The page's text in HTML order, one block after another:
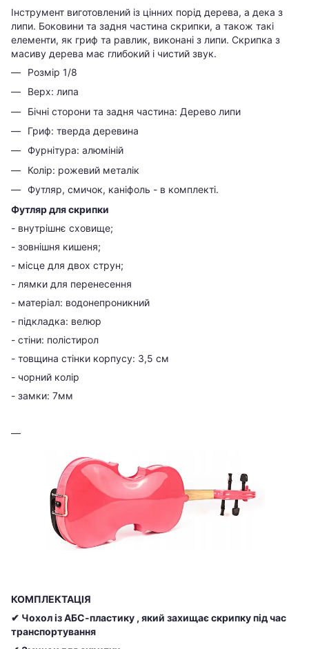
Інструмент виготовлений із цінних порід дерева, а дека з
липи. Боковини та задня частина скрипки, а також такі
елементи, як гриф та равлик, виконані з липи. Скрипка з
масиву дерева має глибокий і чистий звук.
Розмір 1/8
Верх: липа
Бічні сторони та задня частина: Дерево липи
Гриф: тверда деревина
Фурнітура: алюміній
Колір: рожевий металік
Футляр, смичок, каніфоль - в комплекті.
Футляр для скрипки
- внутрішнє сховище;
- зовнішня кишеня;
- місце для двох струн;
- лямки для перенесення
- матеріал: водонепроникний
- підкладка: велюр
- стіни: полістирол
- товщина стінки корпусу: 3,5 см
- чорний колір
- замки: 7мм
КОМПЛЕКТАЦІЯ
✔ Чохол із АБС-пластику , який захищає скрипку під час
транспортування